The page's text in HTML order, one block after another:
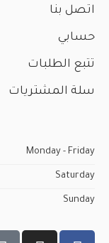
اتصل بنا
حسابي
تتبع الطلبات
سلة المشتريات
Monday - Friday
Saturday
Sunday